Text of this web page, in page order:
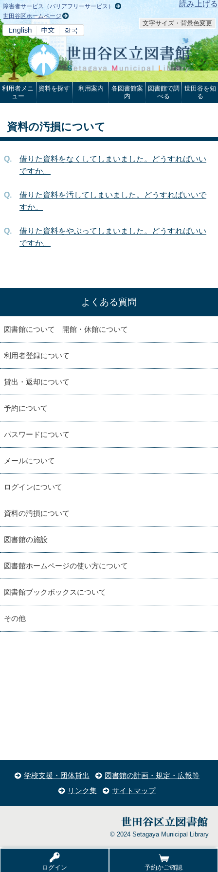
本文へ 読み上げる
障害者サービス（バリアフリーサービス）
世田谷区ホームページ
文字サイズ・背景色変更
ログイン 予約かご確認
利用者メニ
ュー
資料を探す 利用案内
各図書館案
内
図書館で調
べる
世田谷を知
る
資料の汚損について
借りた資料をなくしてしまいました。どうすればいい
ですか。
借りた資料を汚してしまいました。どうすればいいで
すか。
借りた資料をやぶってしまいました。どうすればいい
ですか。
よくある質問
図書館について 開館・休館について
利用者登録について
貸出・返却について
予約について
パスワードについて
メールについて
ログインについて
資料の汚損について
図書館の施設
図書館ホームページの使い方について
図書館ブックボックスについて
その他
学校支援・団体貸出
図書館の計画・規定・広報等
リンク集
サイトマップ
© 2024 Setagaya Municipal Library